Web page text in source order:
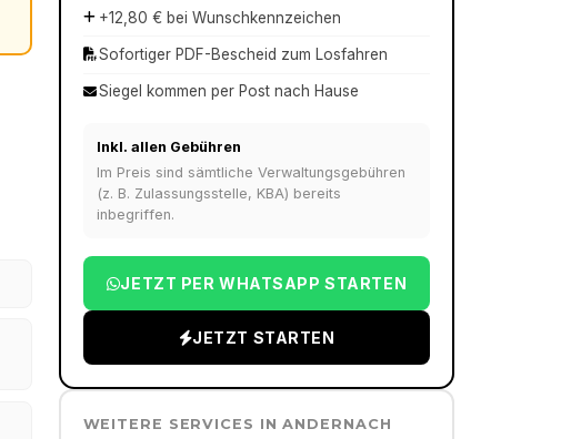
+12,80 € bei Wunschkennzeichen
Sofortiger PDF-Bescheid zum Losfahren
Siegel kommen per Post nach Hause
Inkl. allen Gebühren
Im Preis sind sämtliche Verwaltungsgebühren
(z. B. Zulassungsstelle, KBA) bereits
inbegriffen.
JETZT PER WHATSAPP STARTEN
JETZT STARTEN
WEITERE SERVICES INANDERNACH